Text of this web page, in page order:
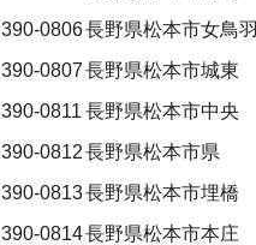
390-0806長野県松本市女鳥羽
390-0807長野県松本市城東
390-0811 長野県松本市中央
390-0812長野県松本市県
390-0813長野県松本市埋橋
390-0814長野県松本市本庄